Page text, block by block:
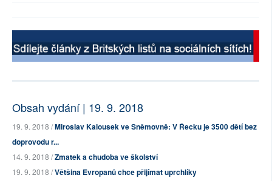
Obsah vydání | 19. 9. 2018
19. 9. 2018 /Miroslav Kalousek ve Sněmovně: V Řecku je 3500 dětí bez
doprovodu r...
14. 9. 2018 /Zmatek a chudoba ve školství
19. 9. 2018 /Většina Evropanů chce přijímat uprchlíky